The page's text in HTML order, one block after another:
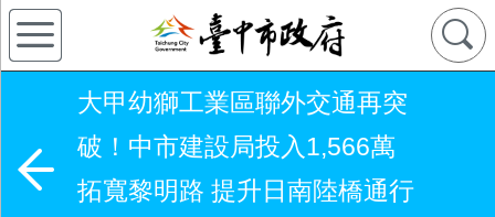
大甲幼獅工業區聯外交通再突
破！中市建設局投入1,566萬
拓寬黎明路 提升日南陸橋通行